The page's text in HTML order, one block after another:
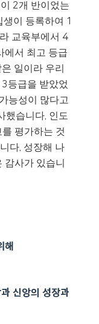
2개 반이었는
생이 등록하여 1
교육부에서 4
에서 최고 등급
일이라 우리
3등급을 받았었
능성이 많다고
했습니다. 인도
평가하는 것
다. 성장해 나
감사가 있습니
해
신앙의 성장과